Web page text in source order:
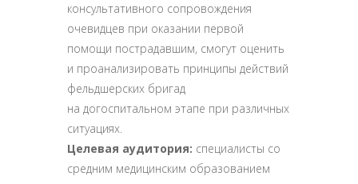
консультативного сопровождения
очевидцев при оказании первой
помощи пострадавшим, смогут оценить
и проанализировать принципы действий
фельдшерских бригад
на догоспитальном этапе при различных
ситуациях.
Целевая аудитория: специалисты со
средним медицинским образованием